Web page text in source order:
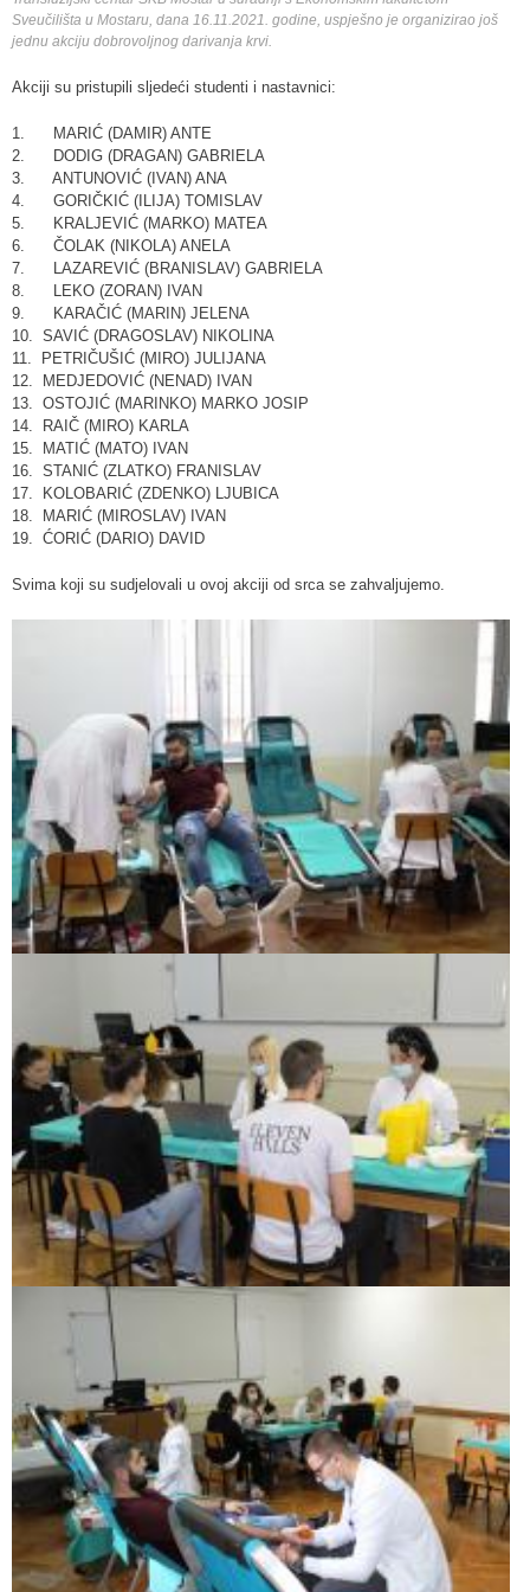
Sveučilišta u Mostaru, dana 16.11.2021. godine, uspješno je organizirao još
jednu akciju dobrovoljnog darivanja krvi.
Akciji su pristupili sljedeći studenti i nastavnici:
1. MARIĆ (DAMIR) ANTE
2. DODIG (DRAGAN) GABRIELA
3. ANTUNOVIĆ (IVAN) ANA
4. GORIČKIĆ (ILIJA) TOMISLAV
5. KRALJEVIĆ (MARKO) MATEA
6. ČOLAK (NIKOLA) ANELA
7. LAZAREVIĆ (BRANISLAV) GABRIELA
8. LEKO (ZORAN) IVAN
9. KARAČIĆ (MARIN) JELENA
10. SAVIĆ (DRAGOSLAV) NIKOLINA
11. PETRIČUŠIĆ (MIRO) JULIJANA
12. MEDJEDOVIĆ (NENAD) IVAN
13. OSTOJIĆ (MARINKO) MARKO JOSIP
14. RAIČ (MIRO) KARLA
15. MATIĆ (MATO) IVAN
16. STANIĆ (ZLATKO) FRANISLAV
17. KOLOBARIĆ (ZDENKO) LJUBICA
18. MARIĆ (MIROSLAV) IVAN
19. ĆORIĆ (DARIO) DAVID
Svima koji su sudjelovali u ovoj akciji od srca se zahvaljujemo.